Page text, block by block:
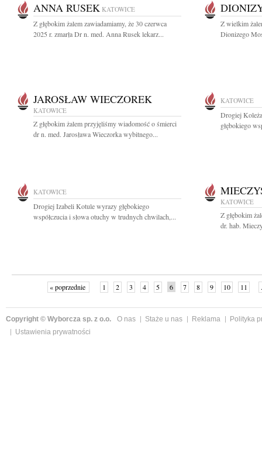
ANNA RUSEK KATOWICE
Z głębokim żalem zawiadamiamy, że 30 czerwca
2025 r. zmarła Dr n. med. Anna Rusek lekarz...
Z wielkim
Dionizego
JAROSŁAW WIECZOREK
KATOWICE
Z głębokim żalem przyjęliśmy wiadomość o śmierci
dr n. med. Jarosława Wieczorka wybitnego...
KATOWICE
Drogiej
głębokiego
KATOWICE
Drogiej Izabeli Kotule wyrazy głębokiego
współczucia i słowa otuchy w trudnych chwilach,...
KATOWICE
Z głębokim
dr. hab.
« poprzednie 1 2 3 4 5 6 7 8 9 10 11
Copyright © Wyborcza sp. z o.o. O nas Staże u nas Reklama
Polityka
Ustawienia prywatności